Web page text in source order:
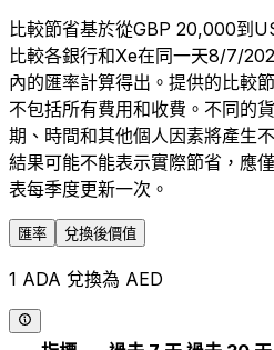
比較節省基於從GBP 20,000到
比較各銀行和Xe在同一天8/7/
內的匯率計算得出。提供的比較
不包括所有費用和收費。不同的
期、時間和其他個人因素將產生
結果可能不能表示實際節省，應
表每季度更新一次。
匯率 兌換後價值
1 ADA 兌換為 AED